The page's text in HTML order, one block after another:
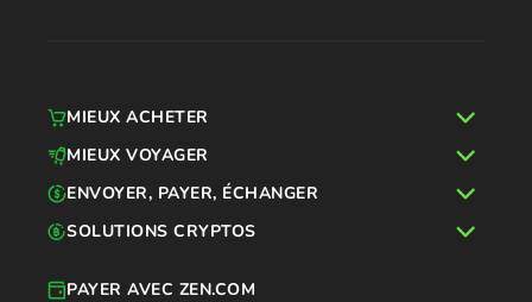
PAYER AVEC ZEN.COM
MIEUX ACHETER
MIEUX VOYAGER
ENVOYER, PAYER, ÉCHANGER
SOLUTIONS CRYPTOS